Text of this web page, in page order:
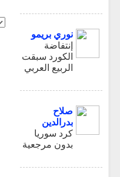
نوري بريمو
إنتفاضة
الكورد سبقت
الربيع العربي
صلاح
بدرالدين
كرد سوريا
بدون مرجعية